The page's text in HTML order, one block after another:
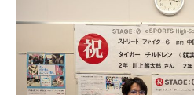
卒業生の方へ